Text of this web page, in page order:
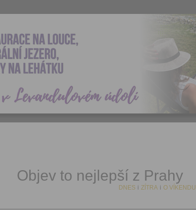
Objev to nejlepší z Prahy
DNES i ZÍTRA i O VÍKENDU